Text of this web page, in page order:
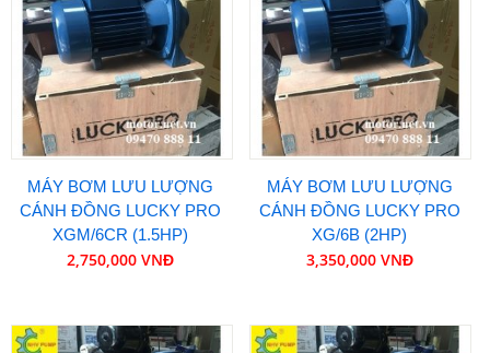
MÁY BƠM LƯU LƯỢNG
CÁNH ĐỒNG LUCKY PRO
XGM/6CR (1.5HP)
2,750,000 VNĐ
MÁY BƠM LƯU LƯỢNG
CÁNH ĐỒNG LUCKY PRO
XG/6B (2HP)
3,350,000 VNĐ